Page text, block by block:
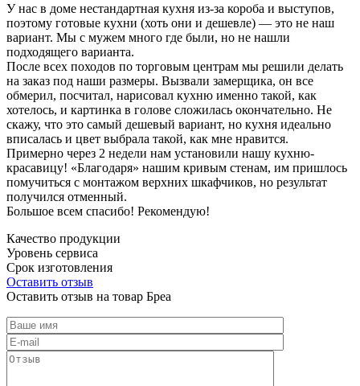
У нас в доме нестандартная кухня из-за короба и выступов,
поэтому готовые кухни (хоть они и дешевле) — это не наш
вариант. Мы с мужем много где были, но не нашли
подходящего варианта.
После всех походов по торговым центрам мы решили делать
на заказ под наши размеры. Вызвали замерщика, он все
обмерил, посчитал, нарисовал кухню именно такой, как
хотелось, и картинка в голове сложилась окончательно. Не
скажу, что это самый дешевый вариант, но кухня идеально
вписалась и цвет выбрала такой, как мне нравится.
Примерно через 2 недели нам установили нашу кухню-
красавицу! «Благодаря» нашим кривым стенам, им пришлось
помучиться с монтажом верхних шкафчиков, но результат
получился отменный.
Большое всем спасибо! Рекомендую!
Качество продукции
Уровень сервиса
Срок изготовления
Оставить отзыв
Оставить отзыв на товар Бреа